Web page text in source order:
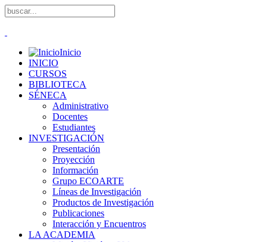
Inicio
INICIO
CURSOS
BIBLIOTECA
SÉNECA
Administrativo
Docentes
Estudiantes
INVESTIGACIÓN
Presentación
Proyección
Información
Grupo ECOARTE
Líneas de Investigación
Productos de Investigación
Publicaciones
Interacción y Encuentros
LA ACADEMIA